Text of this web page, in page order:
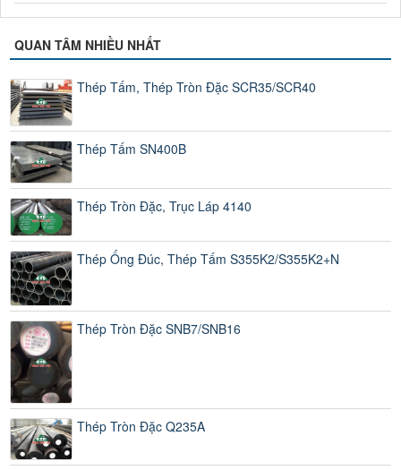
QUAN TÂM NHIỀU NHẤT
Thép Tấm, Thép Tròn Đặc SCR35/SCR40
Thép Tấm SN400B
Thép Tròn Đặc, Trục Láp 4140
Thép Ống Đúc, Thép Tấm S355K2/S355K2+N
Thép Tròn Đặc SNB7/SNB16
Thép Tròn Đặc Q235A